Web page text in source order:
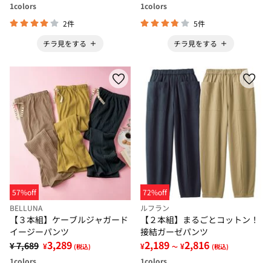
1colors
2件
チラ見をする
1colors
5件
チラ見をする
57%off
BELLUNA
【３本組】ケーブルジャガード
イージーパンツ
¥ 7,689 ¥3,289 (税込)
1colors
72%off
ルフラン
【２本組】まるごとコットン！
接結ガーゼパンツ
¥2,189 ～ ¥2,816 (税込)
1colors